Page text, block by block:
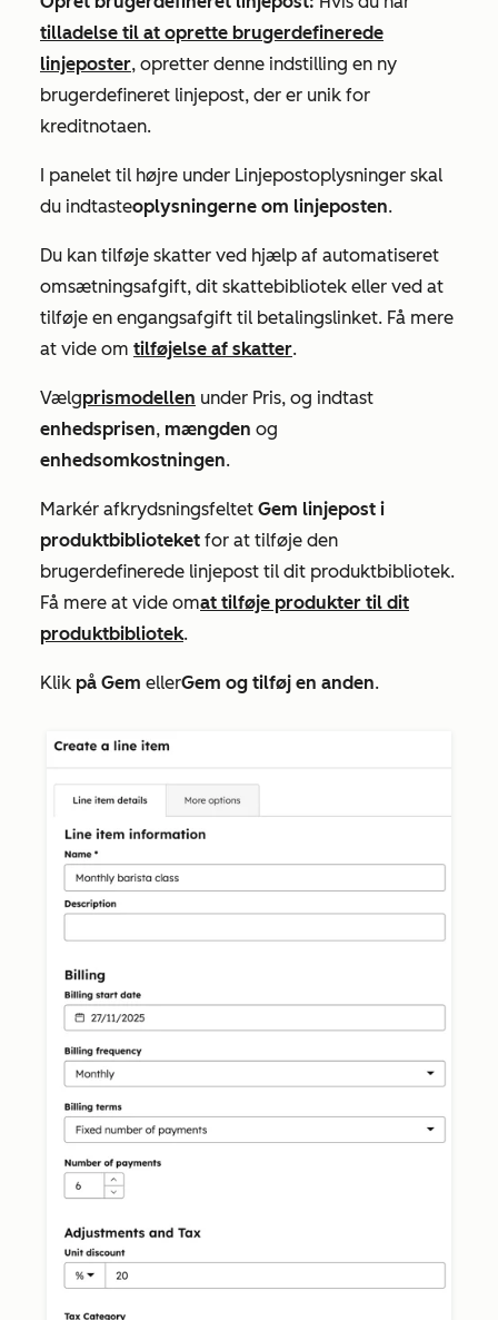
tilladelse til at oprette brugerdefinerede
linjeposter, opretter denne indstilling en ny
brugerdefineret linjepost, der er unik for
kreditnotaen.
I panelet til højre under Linjepostoplysninger skal
du indtasteoplysningerne om linjeposten.
Du kan tilføje skatter ved hjælp af automatiseret
omsætningsafgift, dit skattebibliotek eller ved at
tilføje en engangsafgift til betalingslinket. Få mere
at vide om tilføjelse af skatter.
Vælgprismodellen under Pris, og indtast
enhedsprisen, mængden og
enhedsomkostningen.
Markér afkrydsningsfeltet Gem linjepost i
produktbiblioteket for at tilføje den
brugerdefinerede linjepost til dit produktbibliotek.
Få mere at vide omat tilføje produkter til dit
produktbibliotek.
Klik på Gem ellerGem og tilføj en anden.